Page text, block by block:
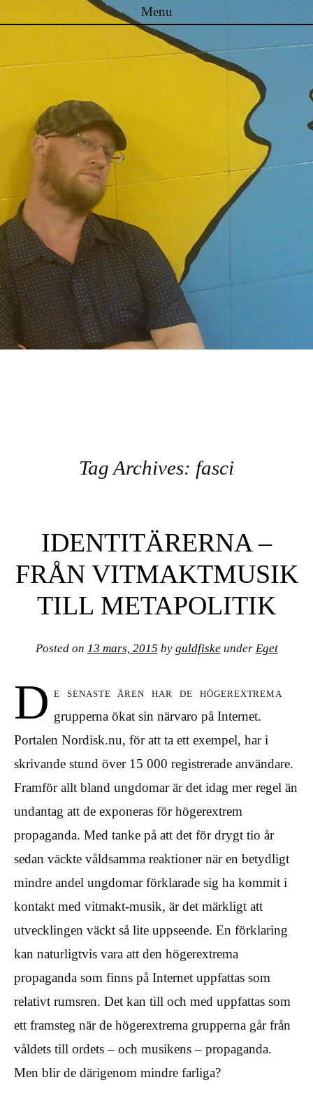
Menu
Skip to content
Tag Archives: fasci
IDENTITÄRERNA –
FRÅN VITMAKTMUSIK
TILL METAPOLITIK
Posted on 13 mars, 2015 by guldfiskeunder Eget
D e senaste åren har de högerextrema
grupperna ökat sin närvaro på Internet.
Portalen Nordisk.nu, för att ta ett exempel, har i
skrivande stund över 15 000 registrerade användare.
Framför allt bland ungdomar är det idag mer regel än
undantag att de exponeras för högerextrem
propaganda. Med tanke på att det för drygt tio år
sedan väckte våldsamma reaktioner när en betydligt
mindre andel ungdomar förklarade sig ha kommit i
kontakt med vitmakt-musik, är det märkligt att
utvecklingen väckt så lite uppseende. En förklaring
kan naturligtvis vara att den högerextrema
propaganda som finns på Internet uppfattas som
relativt rumsren. Det kan till och med uppfattas som
ett framsteg när de högerextrema grupperna går från
våldets till ordets – och musikens – propaganda.
Men blir de därigenom mindre farliga?